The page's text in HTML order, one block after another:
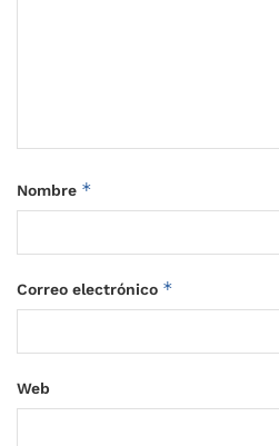
Nombre *
Correo electrónico *
Web